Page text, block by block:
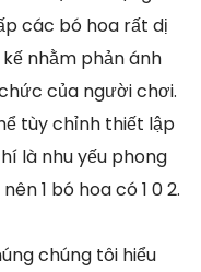
các bó hoa rất dị
nhằm phản ánh
của người chơi.
tùy chỉnh thiết lập
là nhu yếu phong
1 bó hoa có 1 0 2.
chúng tôi hiểu